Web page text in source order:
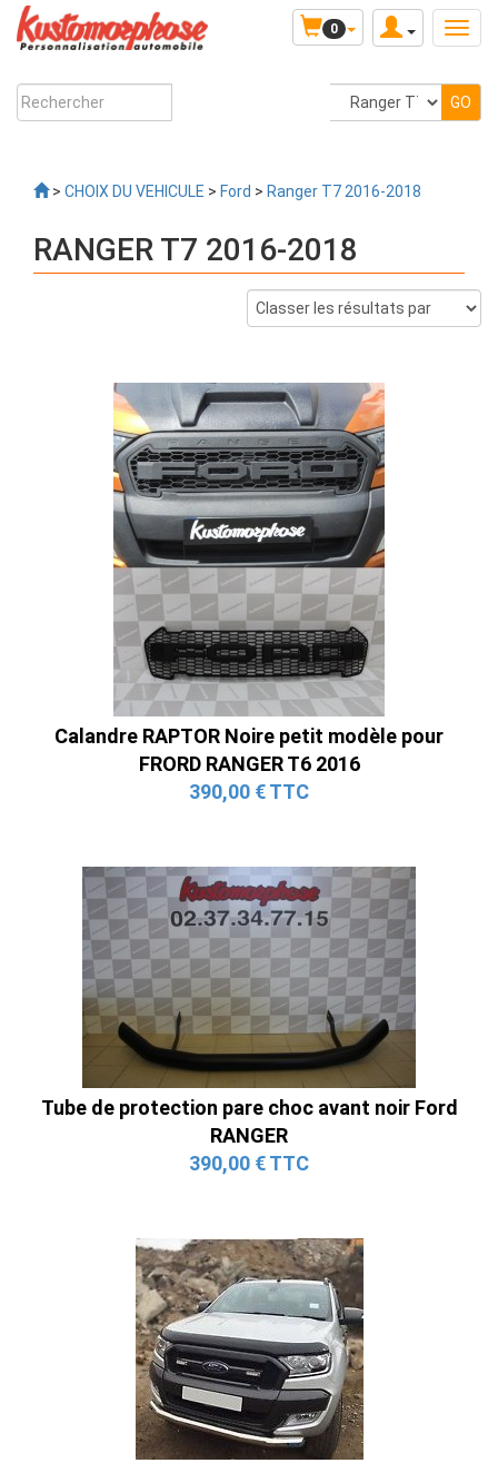
0
> CHOIX DU VEHICULE > Ford > Ranger T7 2016-2018
RANGER T7 2016-2018
Calandre RAPTOR Noire petit modèle pour
FRORD RANGER T6 2016
390,00 € TTC
Tube de protection pare choc avant noir Ford
RANGER
390,00 € TTC